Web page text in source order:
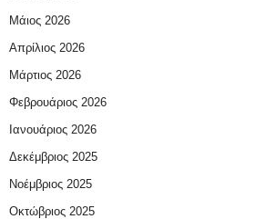
Μάιος 2026
Απρίλιος 2026
Μάρτιος 2026
Φεβρουάριος 2026
Ιανουάριος 2026
Δεκέμβριος 2025
Νοέμβριος 2025
Οκτώβριος 2025